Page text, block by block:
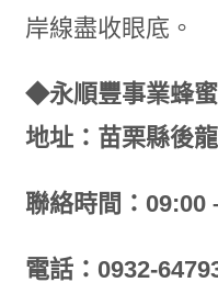
岸線盡收眼底。
◆永順豐事業蜂
地址：苗栗縣後
聯絡時間：09:00
電話：0932-